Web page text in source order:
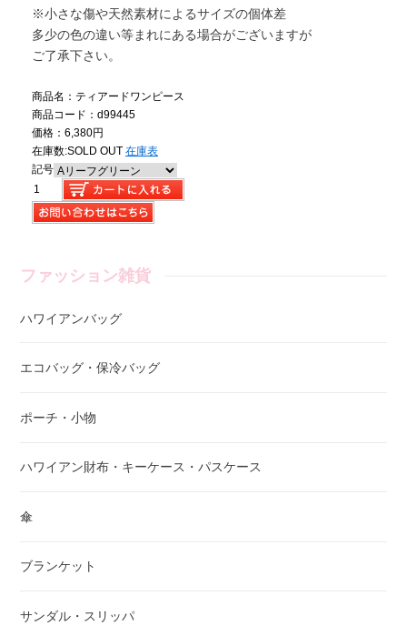
※小さな傷や天然素材によるサイズの個体差
多少の色の違い等まれにある場合がございますが
ご了承下さい。
商品名：ティアードワンピース
商品コード：d99445
価格：6,380円
在庫数:SOLD OUT 在庫表
記号
ファッション雑貨
ハワイアンバッグ
エコバッグ・保冷バッグ
ポーチ・小物
ハワイアン財布・キーケース・パスケース
傘
ブランケット
サンダル・スリッパ